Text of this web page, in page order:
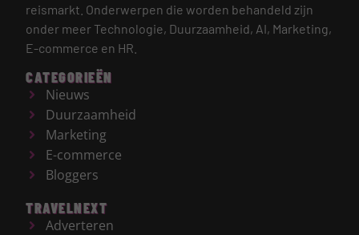
reismarkt. Onderwerpen die worden behandeld zijn
onder meer Technologie, Duurzaamheid, AI, Marketing,
E-commerce en HR.
CATEGORIEËN
Nieuws
Duurzaamheid
Marketing
E-commerce
Bloggers
TRAVELNEXT
Adverteren